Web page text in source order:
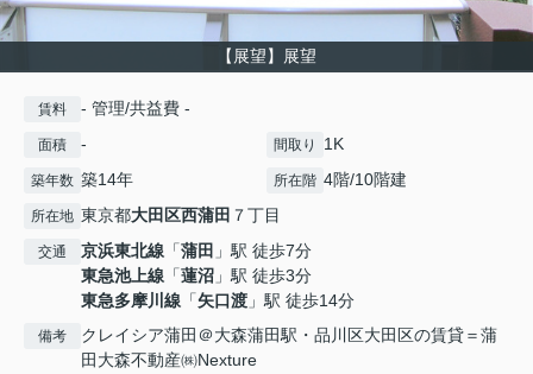
【展望】展望
賃料 - 管理/共益費 -
面積 - 間取り 1K
築年数 築14年 所在階 4階/10階建
所在地 東京都大田区西蒲田 ７丁目
交通 京浜東北線 「蒲田 」駅 徒歩7分
東急池上線 「蓮沼 」駅 徒歩3分
東急多摩川線 「矢口渡 」駅 徒歩14分
備考
クレイシア蒲田＠大森蒲田駅・品川区大田区の賃貸＝蒲
田大森不動産㈱Nexture